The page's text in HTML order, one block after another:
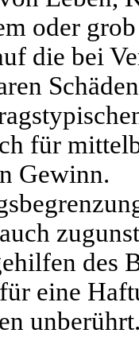
oder
die bei
für
Gewinn.
des
eine